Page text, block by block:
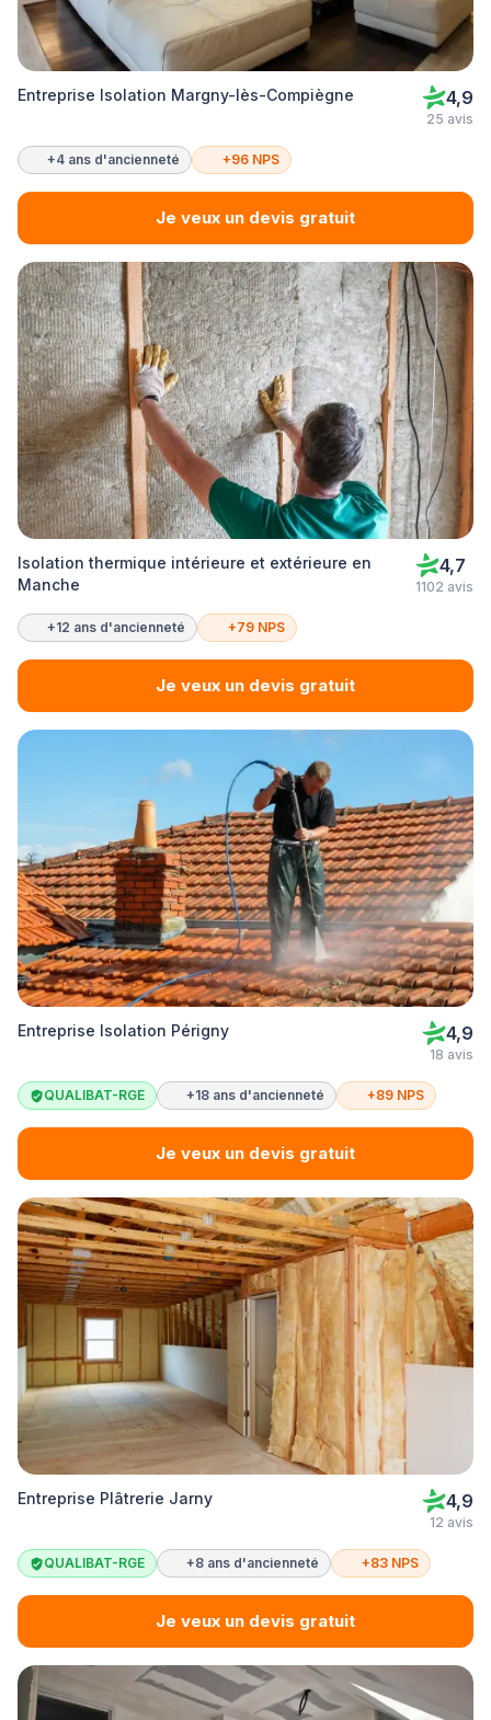
Entreprise Isolation Margny-lès-Compiègne 4,9
25 avis
+4 ans d'ancienneté +96 NPS
Je veux un devis gratuit
Isolation thermique intérieure et extérieure en
Manche
4,7
1102 avis
+12 ans d'ancienneté +79 NPS
Je veux un devis gratuit
Entreprise Isolation Périgny 4,9
18 avis
QUALIBAT-RGE +18 ans d'ancienneté +89 NPS
Je veux un devis gratuit
Entreprise Plâtrerie Jarny 4,9
12 avis
QUALIBAT-RGE +8 ans d'ancienneté +83 NPS
Je veux un devis gratuit